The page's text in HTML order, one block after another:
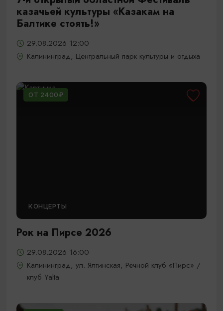
казачьей культуры «Казакам на
Балтике стоять!»
29.08.2026 12:00
Калининград, Центральный парк культуры и отдыха
ОТ 2400₽
КОНЦЕРТЫ
Рок на Пирсе 2026
29.08.2026 16:00
Калининград, ул. Ялтинская, Речной клуб «Пирс» /
клуб Yalta